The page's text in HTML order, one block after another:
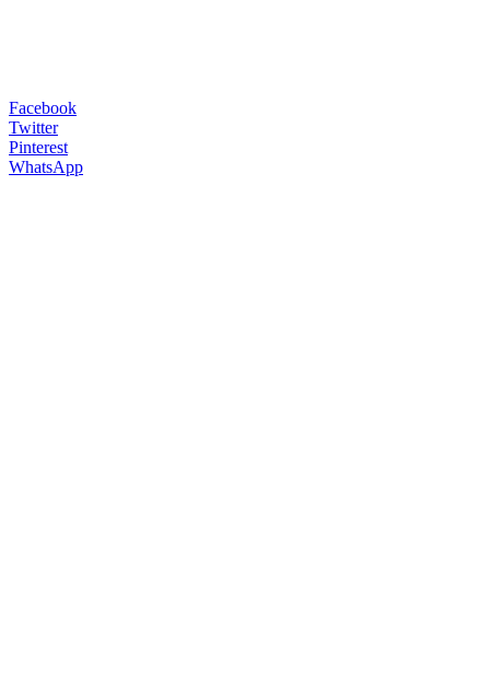
Facebook
Twitter
Pinterest
WhatsApp